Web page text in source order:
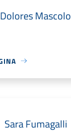
Dolores Mascolo
Sara Fumagalli